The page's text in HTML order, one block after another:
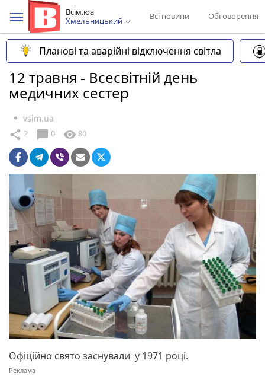
Всім.юа
Хмельницький
Всі новини Обговорення
Планові та аварійні відключення світла
12 травня - Всесвітній день
медичних сестер
vsim.ua
share 2 chat_bubble 0 visibility 80
Офіційно свято заснували у 1971 році.